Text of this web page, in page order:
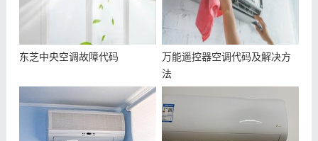
东芝中央空调故障代码
万能遥控器空调代码及解决方
法